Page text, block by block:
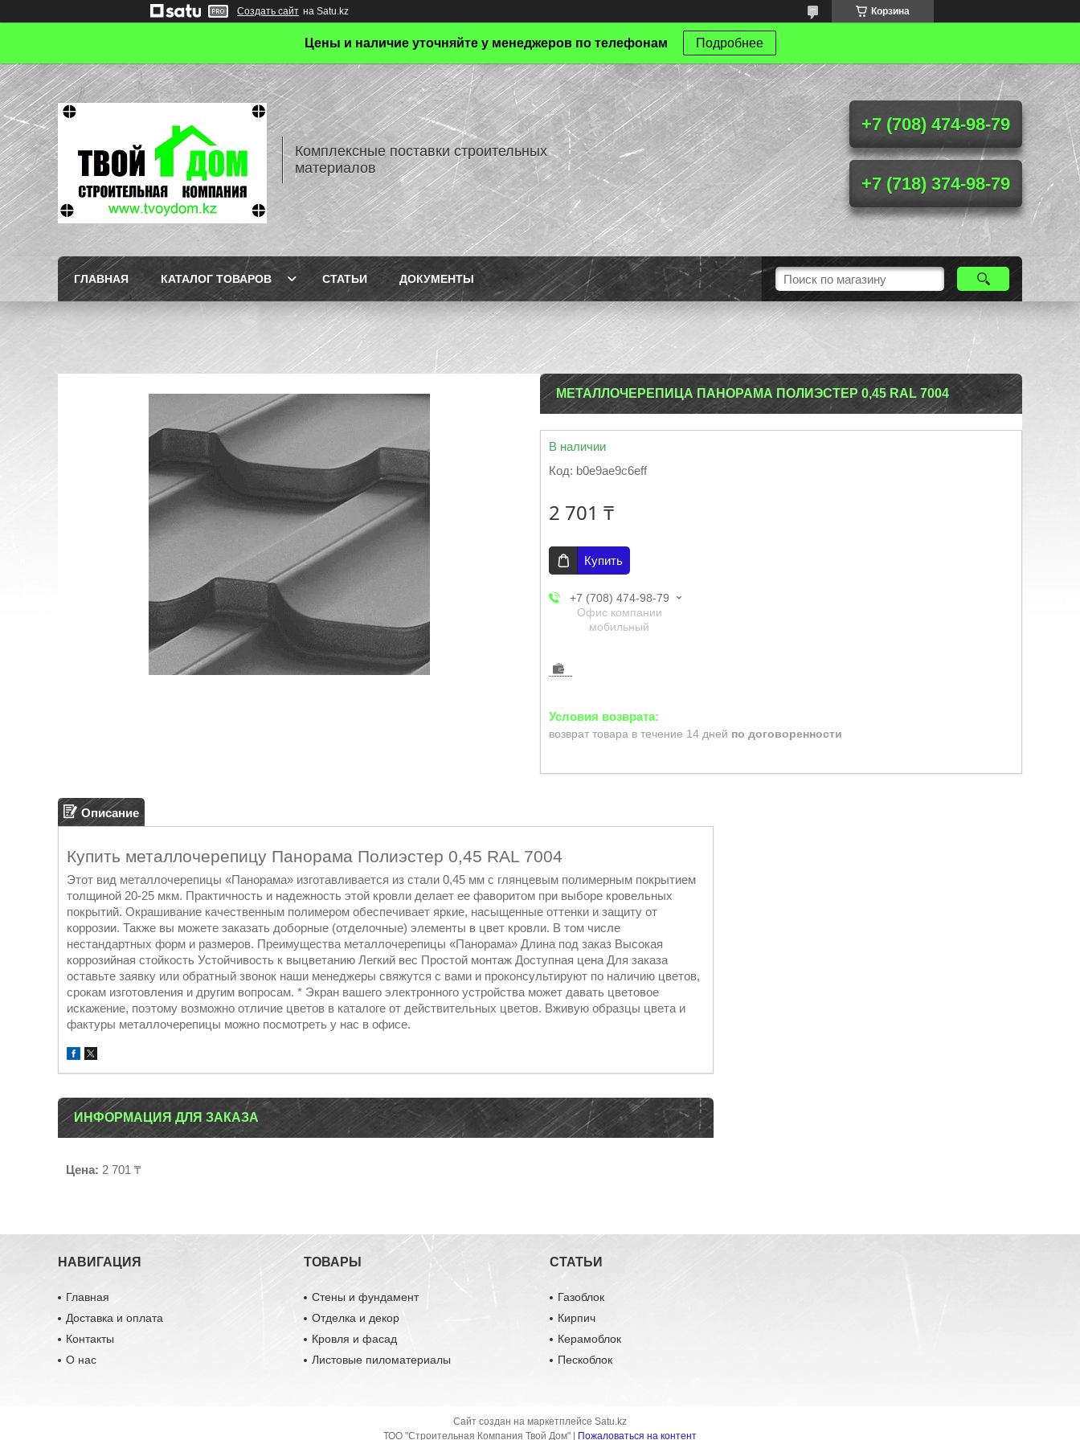
Создать сайт на Satu.kz Корзина
Цены и наличие уточняйте у менеджеров по телефонам Подробнее
Комплексные поставки строительных
материалов
+7 (708) 474-98-79
+7 (718) 374-98-79
ГЛАВНАЯ КАТАЛОГ ТОВАРОВ СТАТЬИ ДОКУМЕНТЫ
МЕТАЛЛОЧЕРЕПИЦА ПАНОРАМА ПОЛИЭСТЕР 0,45 RAL 7004
В наличии
Код: b0e9ae9c6eff
2 701 ₸
Купить
+7 (708) 474-98-79
Офис компании
мобильный
возврат товара в течение 14 дней по договоренности
Описание
Купить металлочерепицу Панорама Полиэстер 0,45 RAL 7004
Этот вид металлочерепицы «Панорама» изготавливается из стали 0,45 мм с глянцевым полимерным покрытием
толщиной 20-25 мкм. Практичность и надежность этой кровли делает ее фаворитом при выборе кровельных
покрытий. Окрашивание качественным полимером обеспечивает яркие, насыщенные оттенки и защиту от
коррозии. Также вы можете заказать доборные (отделочные) элементы в цвет кровли. В том числе
нестандартных форм и размеров. Преимущества металлочерепицы «Панорама» Длина под заказ Высокая
коррозийная стойкость Устойчивость к выцветанию Легкий вес Простой монтаж Доступная цена Для заказа
оставьте заявку или обратный звонок наши менеджеры свяжутся с вами и проконсультируют по наличию цветов,
срокам изготовления и другим вопросам. * Экран вашего электронного устройства может давать цветовое
искажение, поэтому возможно отличие цветов в каталоге от действительных цветов. Вживую образцы цвета и
фактуры металлочерепицы можно посмотреть у нас в офисе.
ИНФОРМАЦИЯ ДЛЯ ЗАКАЗА
Цена: 2 701 ₸
НАВИГАЦИЯ
Главная
Доставка и оплата
Контакты
О нас
ТОВАРЫ
Стены и фундамент
Отделка и декор
Кровля и фасад
Листовые пиломатериалы
СТАТЬИ
Газоблок
Кирпич
Керамоблок
Пескоблок
Сайт создан на маркетплейсе Satu.kz
Пожаловаться на контент